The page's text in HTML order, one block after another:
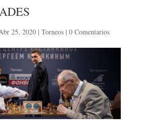
25, 2020| Torneos| 0 Comentarios